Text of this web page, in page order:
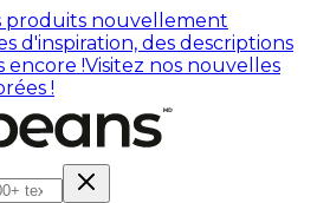
produits nouvellement
d'inspiration, des descriptions
encore !Visitez nos nouvelles
!